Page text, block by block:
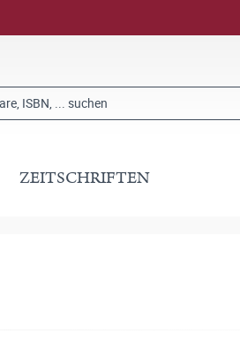
ZEITSCHRIFTEN